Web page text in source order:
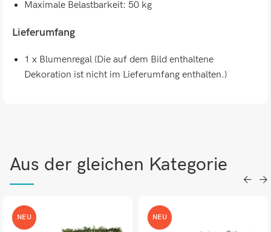
Maximale Belastbarkeit: 50 kg
Lieferumfang
1 x Blumenregal (Die auf dem Bild enthaltene
Dekoration ist nicht im Lieferumfang enthalten.)
Aus der gleichen Kategorie
NEU NEU